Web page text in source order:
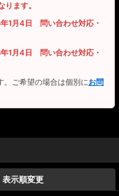
ます。
1月4日 問い合わせ対応・
1月4日 問い合わせ対応・
ご希望の場合は個別にお問
表示順変更